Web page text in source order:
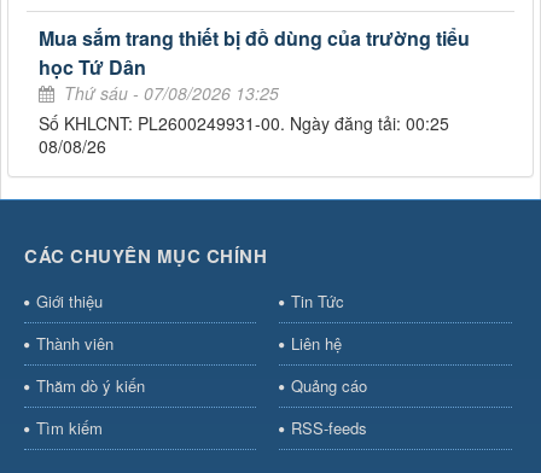
Mua sắm trang thiết bị đồ dùng của trường tiểu
học Tứ Dân
Thứ sáu - 07/08/2026 13:25
Số KHLCNT: PL2600249931-00. Ngày đăng tải: 00:25
08/08/26
CÁC CHUYÊN MỤC CHÍNH
Giới thiệu
Tin Tức
Thành viên
Liên hệ
Thăm dò ý kiến
Quảng cáo
Tìm kiếm
RSS-feeds